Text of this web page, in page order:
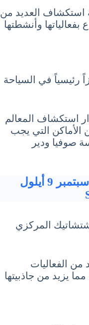
استكشاف العديد من
بفعالياتها وأنشطتها
رئيسياً في السياحة
استكشاف المعالم
الأماكن التي يجب
صوفيا ودير
السياحة في فرنسا شهر سبتمبر 9 أيلول
المركزي
من الفعاليات
يزيد من جاذبيتها